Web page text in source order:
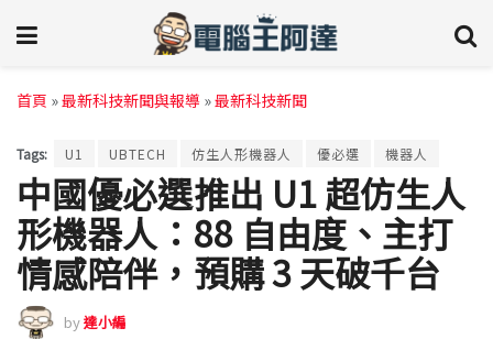
首頁 »最新科技新聞與報導 »最新科技新聞
Tags: U1 UBTECH 仿生人形機器人 優必選 機器人
中國優必選推出 U1 超仿生人
形機器人：88 自由度、主打
情感陪伴，預購 3 天破千台
by達小編